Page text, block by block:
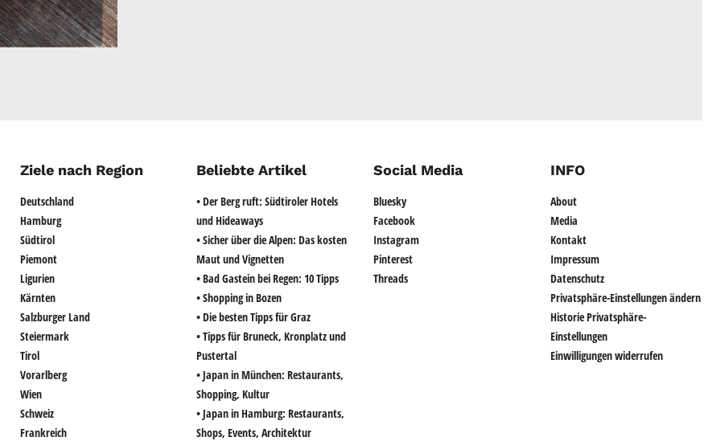
Ziele nach Region
Deutschland
Hamburg
Südtirol
Piemont
Ligurien
Kärnten
Salzburger Land
Steiermark
Tirol
Vorarlberg
Wien
Schweiz
Frankreich
Beliebte Artikel
• Der Berg ruft: Südtiroler Hotels
und Hideaways
• Sicher über die Alpen: Das kosten
Maut und Vignetten
• Bad Gastein bei Regen: 10 Tipps
• Shopping in Bozen
• Die besten Tipps für Graz
• Tipps für Bruneck, Kronplatz und
Pustertal
• Japan in München: Restaurants,
Shopping, Kultur
• Japan in Hamburg: Restaurants,
Shops, Events, Architektur
Social Media
Bluesky
Facebook
Instagram
Pinterest
Threads
INFO
About
Media
Kontakt
Impressum
Datenschutz
Privatsphäre-Einstellungen ändern
Historie Privatsphäre-
Einstellungen
Einwilligungen widerrufen